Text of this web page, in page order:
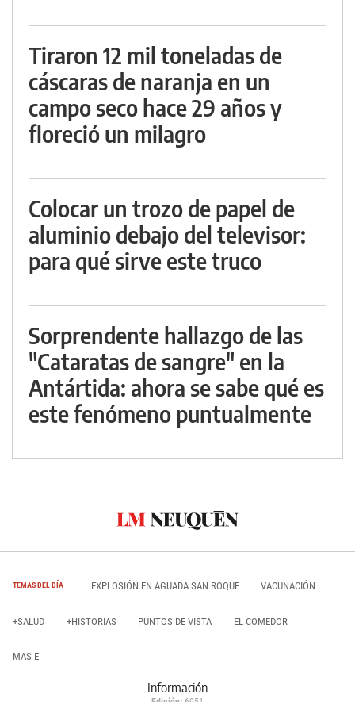
Tiraron 12 mil toneladas de
cáscaras de naranja en un
campo seco hace 29 años y
floreció un milagro
Colocar un trozo de papel de
aluminio debajo del televisor:
para qué sirve este truco
Sorprendente hallazgo de las
"Cataratas de sangre" en la
Antártida: ahora se sabe qué es
este fenómeno puntualmente
TEMAS DEL DÍA EXPLOSIÓN EN AGUADA SAN ROQUE VACUNACIÓN
+SALUD +HISTORIAS PUNTOS DE VISTA EL COMEDOR
MAS E
Información